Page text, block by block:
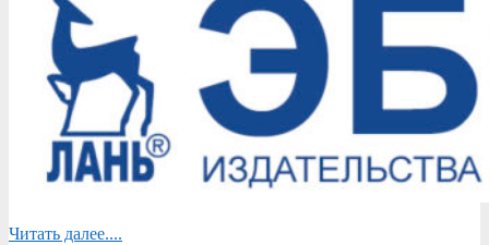
Читать далее....